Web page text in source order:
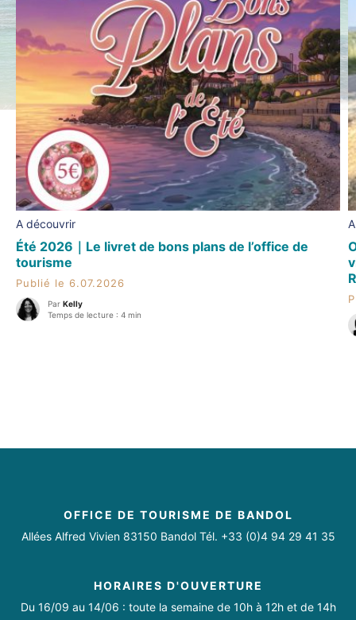
A découvrir
Été 2026｜Le livret de bons plans de l’office de
tourisme
Publié le 6.07.2026
Par Kelly
Temps de lecture : 4 min
OFFICE DE TOURISME DE BANDOL
Allées Alfred Vivien 83150 Bandol Tél. +33 (0)4 94 29 41 35
HORAIRES D'OUVERTURE
Du 16/09 au 14/06 : toute la semaine de 10h à 12h et de 14h